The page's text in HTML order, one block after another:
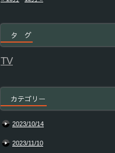
タ グ
TV
カテゴリー
2023/10/14
2023/11/10